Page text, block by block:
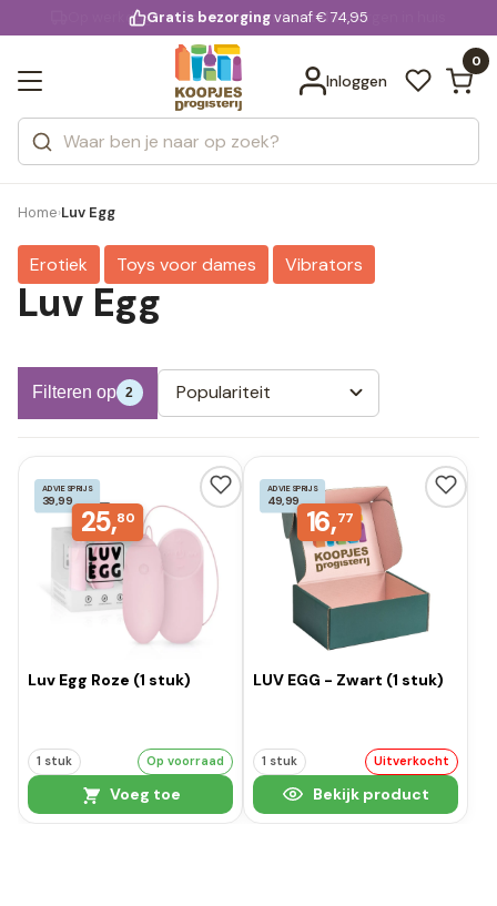
voor 20:00 uur besteld
Gratis bezorgingvanaf € 74,95
Inloggen
0
Zoeken
Categorieën
Merken
Bekijk alle resultaten
Home›Luv Egg
Erotiek Toys voor dames Vibrators
Luv Egg
Filteren op 2 Populariteit
ADVIESPRIJS
39,99
25,80
Luv Egg Roze (1 stuk)
1 stuk Op voorraad
Voeg toe
ADVIESPRIJS
49,99
16,77
LUV EGG - Zwart (1 stuk)
1 stuk Uitverkocht
Bekijk product